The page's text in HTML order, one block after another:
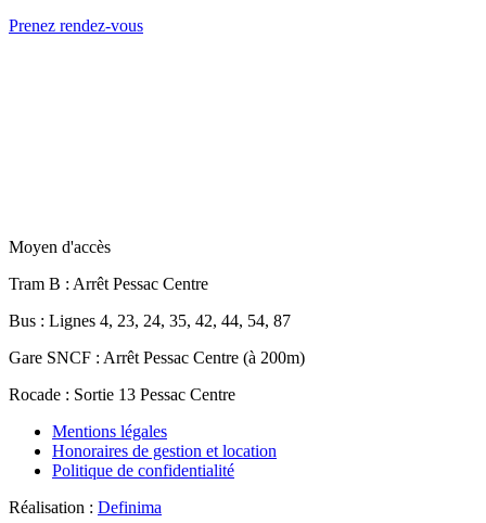
Prenez rendez-vous
Moyen d'accès
Tram B : Arrêt Pessac Centre
Bus : Lignes 4, 23, 24, 35, 42, 44, 54, 87
Gare SNCF : Arrêt Pessac Centre (à 200m)
Rocade : Sortie 13 Pessac Centre
Mentions légales
Honoraires de gestion et location
Politique de confidentialité
Réalisation : Definima